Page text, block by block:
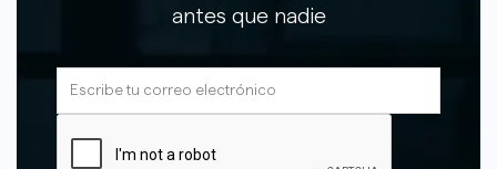
antes que nadie